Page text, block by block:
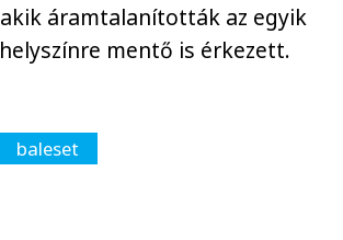
áramtalanították az egyik
mentő is érkezett.
baleset